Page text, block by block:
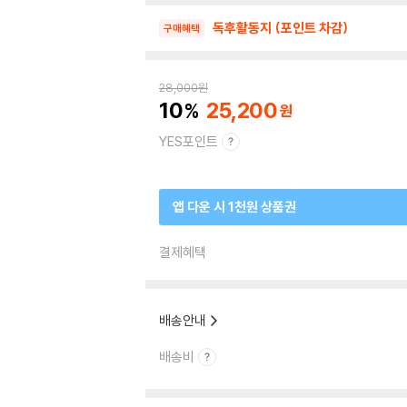
구매혜택 독후활동지 (포인트 차감)
28,000원
10 25,200
YES포인트
앱 다운 시 1천원 상품권
결제혜택
배송안내
배송비